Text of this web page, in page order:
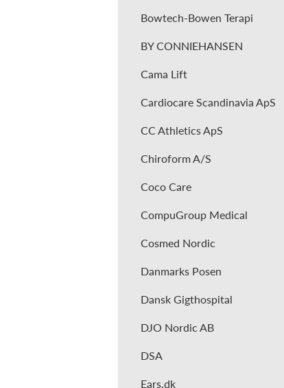
Bowtech-Bowen Terapi
BY CONNIEHANSEN
Cama Lift
Cardiocare Scandinavia ApS
CC Athletics ApS
Chiroform A/S
Coco Care
CompuGroup Medical
Cosmed Nordic
Danmarks Posen
Dansk Gigthospital
DJO Nordic AB
DSA
Ears.dk